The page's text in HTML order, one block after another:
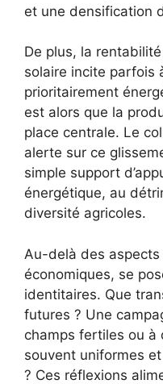
et une densification
De plus, la
solaire incite parfois
prioritairement
est alors que la
place centrale. Le
alerte sur ce
simple support
énergétique, au
diversité agricoles.
Au-delà des
économiques, se
identitaires. Que
futures ? Une
champs fertiles ou à
souvent uniformes
? Ces réflexions